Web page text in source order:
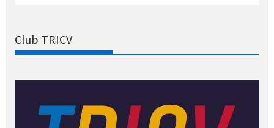
Club TRICV